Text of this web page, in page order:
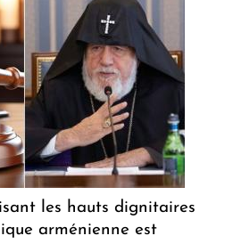
les hauts dignitaires
arménienne est